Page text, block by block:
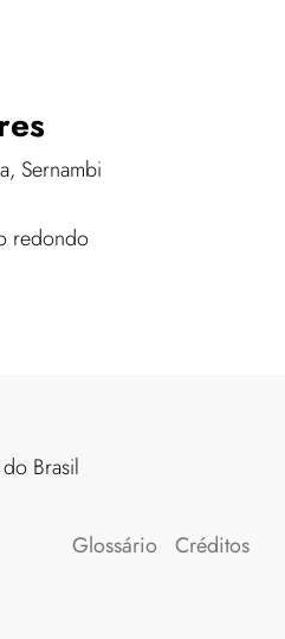
Sernambi
redondo
Brasil
Glossário Créditos